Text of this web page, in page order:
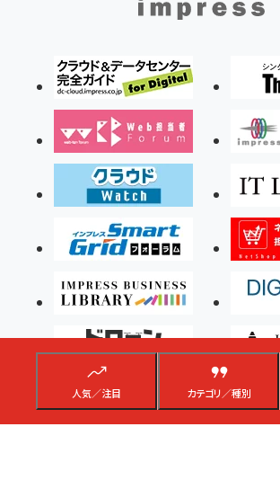
人気／注目 カテゴリ／種別